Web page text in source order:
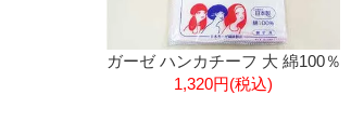
ガーゼ ハンカチーフ 大 綿100％
1,320円(税込)